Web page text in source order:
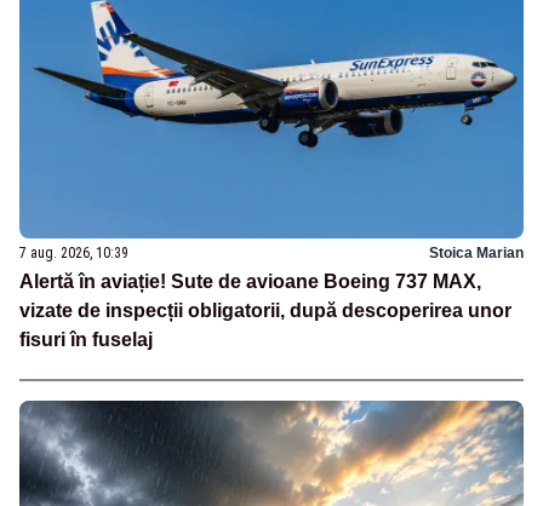
7 aug. 2026, 10:39 Stoica Marian
Alertă în aviație! Sute de avioane Boeing 737 MAX,
vizate de inspecții obligatorii, după descoperirea unor
fisuri în fuselaj